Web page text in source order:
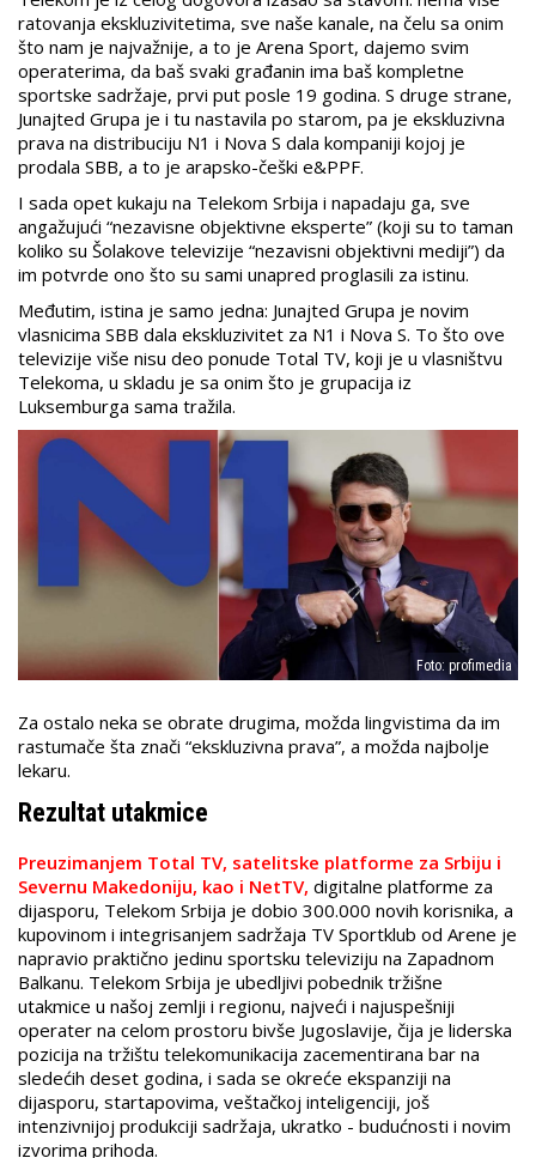
ratovanja ekskluzivitetima, sve naše kanale, na čelu sa onim
što nam je najvažnije, a to je Arena Sport, dajemo svim
operaterima, da baš svaki građanin ima baš kompletne
sportske sadržaje, prvi put posle 19 godina. S druge strane,
Junajted Grupa je i tu nastavila po starom, pa je ekskluzivna
prava na distribuciju N1 i Nova S dala kompaniji kojoj je
prodala SBB, a to je arapsko-češki e&PPF.
I sada opet kukaju na Telekom Srbija i napadaju ga, sve
angažujući “nezavisne objektivne eksperte” (koji su to taman
koliko su Šolakove televizije “nezavisni objektivni mediji”) da
im potvrde ono što su sami unapred proglasili za istinu.
Međutim, istina je samo jedna: Junajted Grupa je novim
vlasnicima SBB dala ekskluzivitet za N1 i Nova S. To što ove
televizije više nisu deo ponude Total TV, koji je u vlasništvu
Telekoma, u skladu je sa onim što je grupacija iz
Luksemburga sama tražila.
Foto: profimedia
Za ostalo neka se obrate drugima, možda lingvistima da im
rastumače šta znači “ekskluzivna prava”, a možda najbolje
lekaru.
Rezultat utakmice
Preuzimanjem Total TV, satelitske platforme za Srbiju i
Severnu Makedoniju, kao i NetTV, digitalne platforme za
dijasporu, Telekom Srbija je dobio 300.000 novih korisnika, a
kupovinom i integrisanjem sadržaja TV Sportklub od Arene je
napravio praktično jedinu sportsku televiziju na Zapadnom
Balkanu. Telekom Srbija je ubedljivi pobednik tržišne
utakmice u našoj zemlji i regionu, najveći i najuspešniji
operater na celom prostoru bivše Jugoslavije, čija je liderska
pozicija na tržištu telekomunikacija zacementirana bar na
sledećih deset godina, i sada se okreće ekspanziji na
dijasporu, startapovima, veštačkoj inteligenciji, još
intenzivnijoj produkciji sadržaja, ukratko - budućnosti i novim
izvorima prihoda.